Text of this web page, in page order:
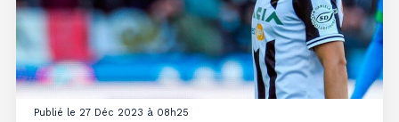
Publié le 27 Déc 2023 à 08h25